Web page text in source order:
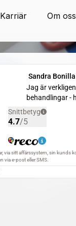
Karriär Om oss